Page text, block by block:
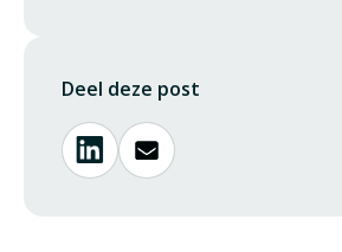
Deel deze post